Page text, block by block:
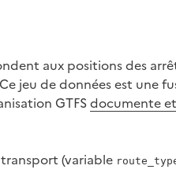
aux positions des
de données est une
GTFSdocumente
(variable